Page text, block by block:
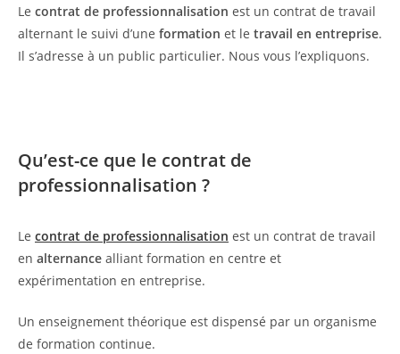
Le contrat de professionnalisation est un contrat de travail
alternant le suivi d’une formation et le travail en entreprise.
Il s’adresse à un public particulier. Nous vous l’expliquons.
Qu’est-ce que le contrat de
professionnalisation ?
Le contrat de professionnalisation est un contrat de travail
en alternance alliant formation en centre et
expérimentation en entreprise.
Un enseignement théorique est dispensé par un organisme
de formation continue.